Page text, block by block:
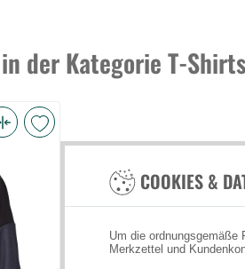
COOKIES &
Um die ordnungsgemäße
Merkzettel und
der Kategorie T-Shirts